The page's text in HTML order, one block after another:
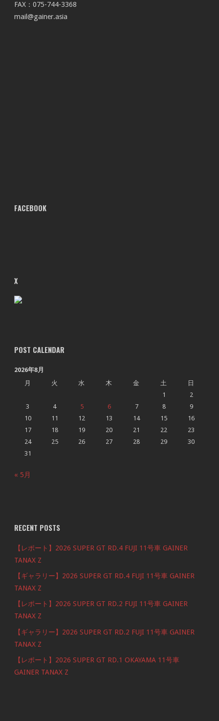
FAX：075-744-3368
mail@gainer.asia
FACEBOOK
X
POST CALENDAR
2026年8月
月
火 水 木 金 土
日
1
2
3
4 5 6 7 8
9
10
11 12 13 14 15
16
17
18 19 20 21 22
23
24
25 26 27 28 29
30
31
« 5月
RECENT POSTS
【レポート】2026 SUPER GT RD.4 FUJI 11号車 GAINER
TANAX Z
【ギャラリー】2026 SUPER GT RD.4 FUJI 11号車 GAINER
TANAX Z
【レポート】2026 SUPER GT RD.2 FUJI 11号車 GAINER
TANAX Z
【ギャラリー】2026 SUPER GT RD.2 FUJI 11号車 GAINER
TANAX Z
【レポート】2026 SUPER GT RD.1 OKAYAMA 11号車
GAINER TANAX Z